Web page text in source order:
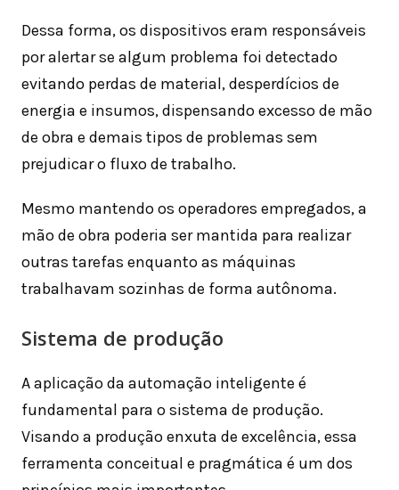
Dessa forma, os dispositivos eram responsáveis
por alertar se algum problema foi detectado
evitando perdas de material, desperdícios de
energia e insumos, dispensando excesso de mão
de obra e demais tipos de problemas sem
prejudicar o fluxo de trabalho.
Mesmo mantendo os operadores empregados, a
mão de obra poderia ser mantida para realizar
outras tarefas enquanto as máquinas
trabalhavam sozinhas de forma autônoma.
Sistema de produção
A aplicação da automação inteligente é
fundamental para o sistema de produção.
Visando a produção enxuta de excelência, essa
ferramenta conceitual e pragmática é um dos